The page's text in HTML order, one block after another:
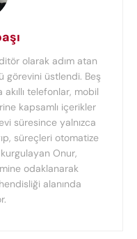
olarak adım atan
görevini üstlendi. Beş
telefonlar, mobil
kapsamlı içerikler
süresince yalnızca
süreçleri otomatize
Onur,
odaklanarak
alanında